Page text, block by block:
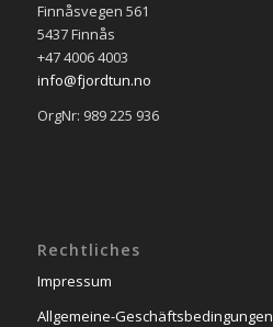
Finnåsvegen 561
5437 Finnås
+47 4006 4003
info@fjordtun.no
OrgNr: 989 225 936
Rechtliches
Impressum
Allgemeine-Geschäftsbedingungen